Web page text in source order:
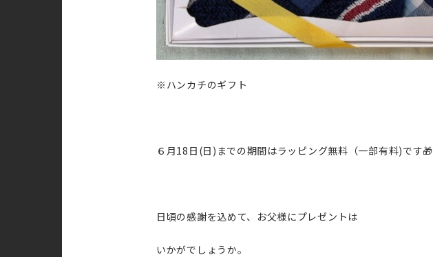
※ハンカチのギフト
６月18日(日)までの期間はラッピング無料（一部有料)です🎁
日頃の感謝を込めて、お父様にプレゼントは
いかがでしょうか。